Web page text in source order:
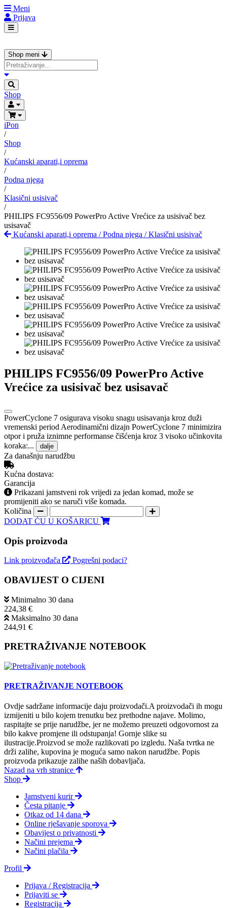
Meni
Prijava
Shop meni
Shop
iPon
/
Shop
/
Kućanski aparati,i oprema
/
Podna njega
/
Klasični usisivač
/
PHILIPS FC9556/09 PowerPro Active Vrećice za usisivač bez
usisavač
Kućanski aparati,i oprema /Podna njega /Klasični usisivač
PHILIPS FC9556/09 PowerPro Active
Vrećice za usisivač bez usisavač
PowerCyclone 7 osigurava visoku snagu usisavanja kroz duži
vremenski period Aerodinamični dizajn PowerCyclone 7 minimizira
otpor i pruža iznimne performanse čišćenja kroz 3 visoko učinkovita
koraka:...
dalje
Za današnju narudžbu
Kućna dostava:
Garancija
Prikazani jamstveni rok vrijedi za jedan komad, može se
promijeniti ako se naruči više komada.
Količina
DODAT ĆU U KOŠARICU
Opis proizvoda
Link proizvođača Pogrešni podaci?
OBAVIJEST O CIJENI
Minimalno 30 dana
224,38 €
Maksimalno 30 dana
244,91 €
PRETRAŽIVANJE NOTEBOOK
PRETRAŽIVANJE NOTEBOOK
Ovdje sadržane informacije daju proizvodači.A proizvodači ih mogu
izmijeniti u bilo kojem trenutku bez prethodne najave. Molimo,
raspitajte se prije narudžbe, jer ne možemo preuzeti odgovornost za
bilo kakve promjene ili odstupanja! Gornje slike su
ilustracije.Proizvod se može razlikovati po izgledu. Naša tvrtka ne
drži zalihe, kupovina je moguća samo nakon narudžbe. Popis
proizvoda prikazuje zalihe naših dobavljača.
Nazad na vrh stranice
Shop
Jamstveni kurir
Česta pitanje
Otkaz od 14 dana
Online rješavanje sporova
Obavijest o privatnosti
Načini prejema
Načini plačila
Profil
Prijava / Registracija
Prijaviti se
Registracija